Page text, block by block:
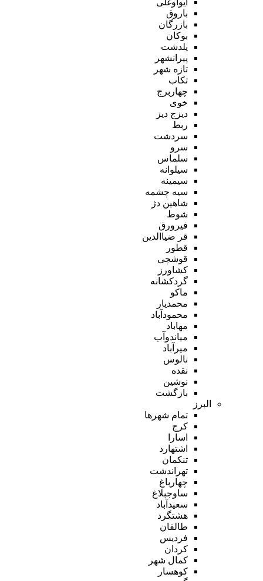
باروق
بازرگان
بوکان
پلدشت
پیرانشهر
تازه شهر
تکاب
چهاربرج
خوی
دیزج دیز
ربط
سردشت
سرو
سلماس
سیلوانه
سیمینه
سیه چشمه
شاهین دژ
شوط
فیرورق
قر ضیاالدین
قطور
قوشچی
کشاورز
گردکشانه
ماکو
محمدیار
محمودآباد
مهاباد
میاندوآب
میرآباد
نالوس
نقده
نوشین
بازگشت
البرز
تمام شهر‌ها
کرج
اسارا
اشتهارد
تنکمان
تهراندشت
چهارباغ
ساوجبلاغ
سعیدآباد
هشتگرد
طالقان
فردیس
کردان
کمال شهر
کوهسار